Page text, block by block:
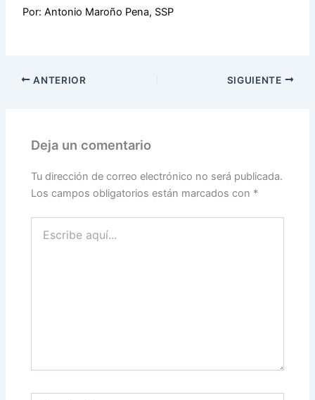
Por: Antonio Maroño Pena, SSP
ANTERIOR SIGUIENTE
Deja un comentario
Tu dirección de correo electrónico no será publicada.
Los campos obligatorios están marcados con *
aquí...